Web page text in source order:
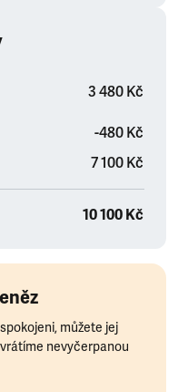
3 480 Kč
-480 Kč
7 100 Kč
10 100 Kč
můžete jej
nevyčerpanou